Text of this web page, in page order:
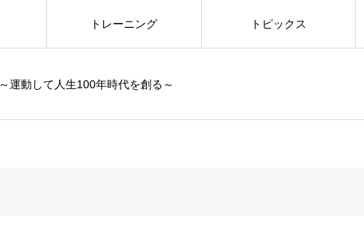
～運動して人生100年時代を創る～
トレーニング トピックス